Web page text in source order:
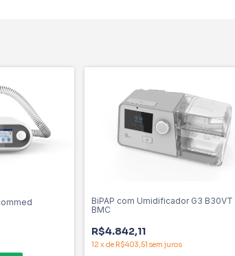
BiPAP com Umidificador G3 B30VT
BMC
R$4.842,11
12 x de R$403,51 sem juros